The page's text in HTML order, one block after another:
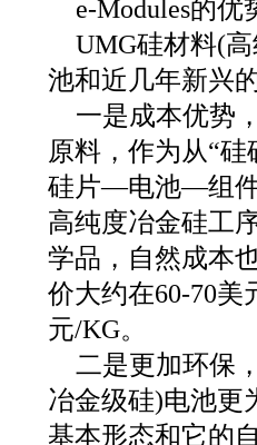
e-Modules的优
UMG硅材料(
池和近几年新兴
一是成本优势
原料，作为从“
硅片—电池—组件
高纯度冶金硅工
学品，自然成本
价大约在60-70美
元/KG。
二是更加环保
冶金级硅)电池更
基本形态和它的